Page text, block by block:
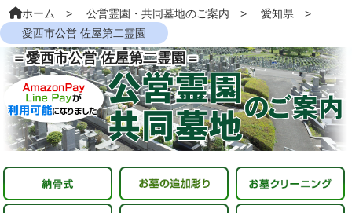
ホーム 公営霊園・共同墓地のご案内
愛知県
愛西市公営 佐屋第二霊園
＝愛西市公営 佐屋第二霊園＝